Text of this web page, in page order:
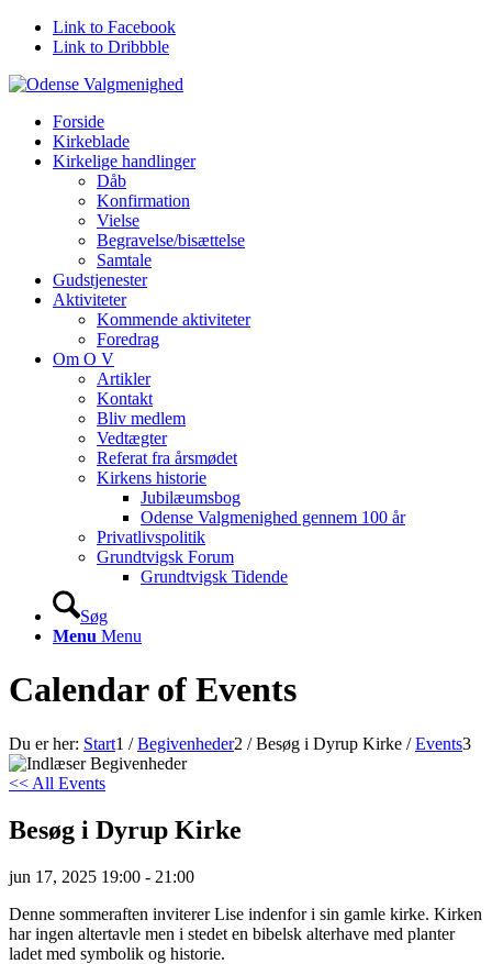
Link to Facebook
Link to Dribbble
Forside
Kirkeblade
Kirkelige handlinger
Dåb
Konfirmation
Vielse
Begravelse/bisættelse
Samtale
Gudstjenester
Aktiviteter
Kommende aktiviteter
Foredrag
Om O V
Artikler
Kontakt
Bliv medlem
Vedtægter
Referat fra årsmødet
Kirkens historie
Jubilæumsbog
Odense Valgmenighed gennem 100 år
Privatlivspolitik
Grundtvigsk Forum
Grundtvigsk Tidende
Søg
Menu Menu
Calendar of Events
Du er her: Start1 / Begivenheder2 / Besøg i Dyrup Kirke / Events3
<< All Events
Besøg i Dyrup Kirke
jun 17, 2025 19:00 - 21:00
Denne sommeraften inviterer Lise indenfor i sin gamle kirke. Kirken
har ingen altertavle men i stedet en bibelsk alterhave med planter
ladet med symbolik og historie.